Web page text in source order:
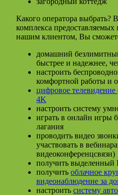
Какого оператора выбрать?
комплекса предоставляемых
нашим клиентом, Вы
домашний
быстрее и надежнее,
настроить
комфортной работы и
цифровое
4K
настроить систему
играть в онлайн игры
лагания
проводить видео
участвовать в
видеоконференцсвязи)
получить выделенный
получить облачное
видеонаблюдение за
настроить систему